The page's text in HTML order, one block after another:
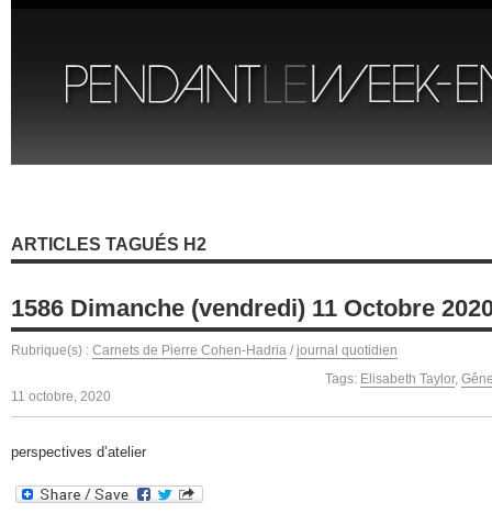
ARTICLES TAGUÉS H2
1586 Dimanche (vendredi) 11 Octobre
Rubrique(s) : Carnets de Pierre Cohen-Hadria / journal quotidien
Tags: Elisabeth Taylor,
11 octobre, 2020
perspectives d’atelier